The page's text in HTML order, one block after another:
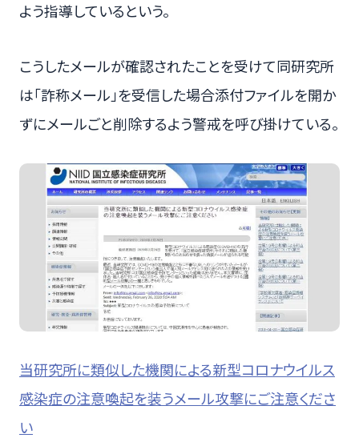
よう指導しているという。
こうしたメールが確認されたことを受けて同研究所
は「詐称メール」を受信した場合添付ファイルを開か
ずにメールごと削除するよう警戒を呼び掛けている。
当研究所に類似した機関による新型コロナウイルス
感染症の注意喚起を装うメール攻撃にご注意くださ
い